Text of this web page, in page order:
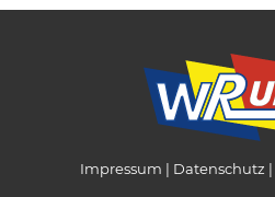
Impressum Datenschutz